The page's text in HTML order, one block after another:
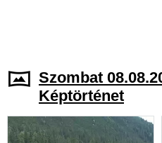
Szombat
Képtörténet